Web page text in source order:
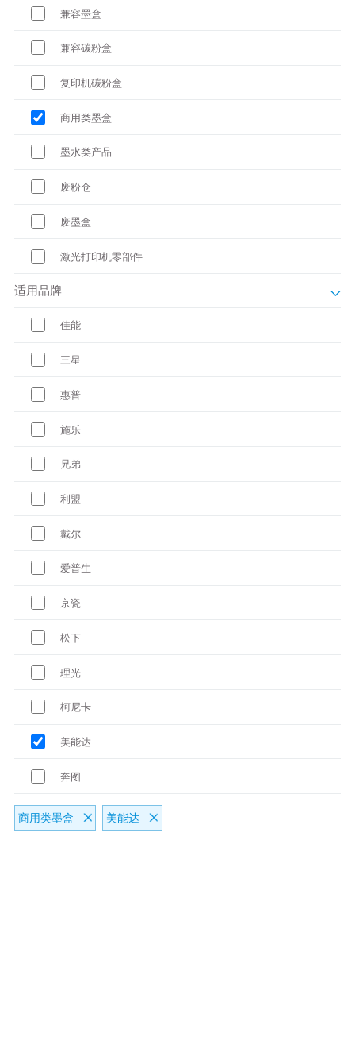
兼容墨盒
兼容碳粉盒
复印机碳粉盒
商用类墨盒
墨水类产品
废粉仓
废墨盒
激光打印机零部件
适用品牌
佳能
三星
惠普
施乐
兄弟
利盟
戴尔
爱普生
京瓷
松下
理光
柯尼卡
美能达
奔图
商用类墨盒 美能达